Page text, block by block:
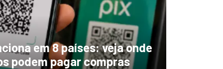
em 8 países: veja onde
podem pagar compras